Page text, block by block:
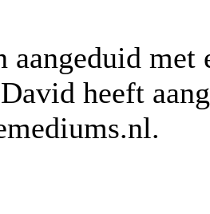
aangeduid met
heeft